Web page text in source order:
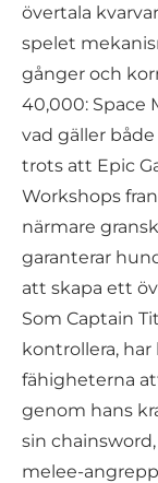
övertala
spelet
gånger och
40,000: Space
vad gäller
trots att Epic
Workshops
närmare
garanterar
att skapa ett
Som Captain
kontrollera,
fähigheterna
genom hans
sin
melee-